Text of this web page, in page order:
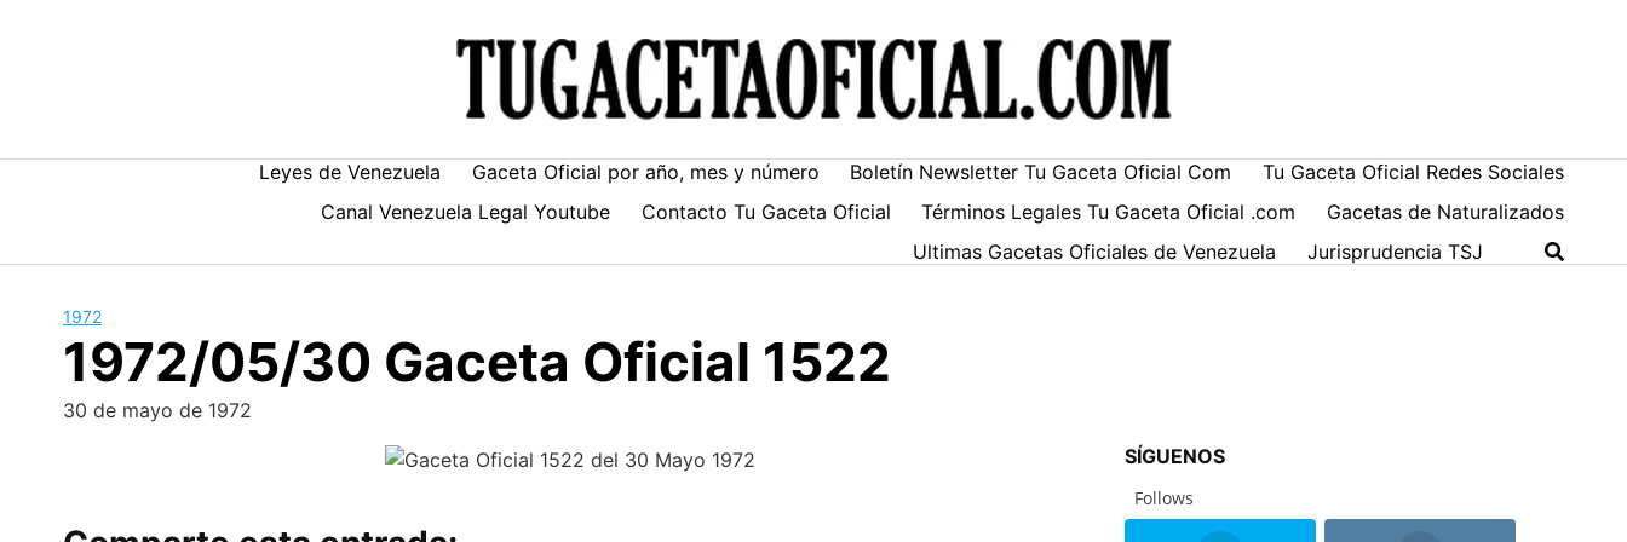
Leyes de Venezuela Gaceta Oficial por año, mes y número Boletín Newsletter Tu Gaceta Oficial Com
Tu Gaceta Oficial Redes Sociales
Canal Venezuela Legal Youtube
Contacto Tu Gaceta Oficial Términos Legales Tu Gaceta Oficial .com
Gacetas de Naturalizados
Ultimas Gacetas Oficiales de Venezuela
Jurisprudencia TSJ
1972
1972/05/30 Gaceta Oficial 1522
30 de mayo de 1972
SÍGUENOS
Follows